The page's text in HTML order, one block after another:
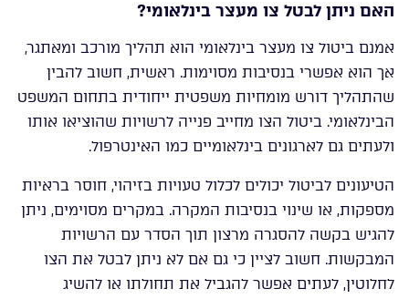
האם ניתן לבטל צו מעצר בינלאומי?
אמנם ביטול צו מעצר בינלאומי הוא תהליך מורכב ומאתגר,
אך הוא אפשרי בנסיבות מסוימות. ראשית, חשוב להבין
שהתהליך דורש מומחיות משפטית ייחודית בתחום המשפט
הבינלאומי. ביטול הצו מחייב פנייה לרשויות שהוציאו אותו
ולעתים גם לארגונים בינלאומיים כמו האינטרפול.
הטיעונים לביטול יכולים לכלול טעויות בזיהוי, חוסר בראיות
מספקות, או שינוי בנסיבות המקרה. במקרים מסוימים, ניתן
להגיש בקשה להסגרה מרצון תוך הסדר עם הרשויות
המבקשות. חשוב לציין כי גם אם לא ניתן לבטל את הצו
לחלוטין, לעתים אפשר להגביל את תחולתו או להשיג